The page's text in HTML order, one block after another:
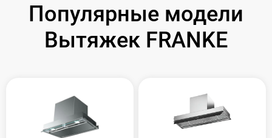
Популярные модели
Вытяжек FRANKE